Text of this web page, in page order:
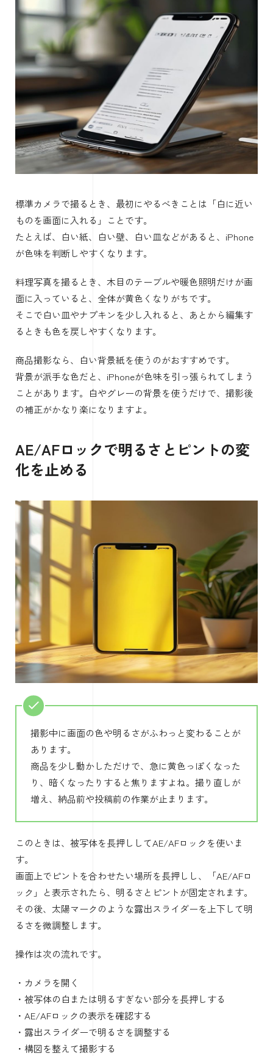
標準カメラで撮るとき、最初にやるべきことは「白に近い
ものを画面に入れる」ことです。
たとえば、白い紙、白い壁、白い皿などがあると、iPhone
が色味を判断しやすくなります。
料理写真を撮るとき、木目のテーブルや暖色照明だけが画
面に入っていると、全体が黄色くなりがちです。
そこで白い皿やナプキンを少し入れると、あとから編集す
るときも色を戻しやすくなります。
商品撮影なら、白い背景紙を使うのがおすすめです。
背景が派手な色だと、iPhoneが色味を引っ張られてしまう
ことがあります。白やグレーの背景を使うだけで、撮影後
の補正がかなり楽になりますよ。
AE/AFロックで明るさとピントの変
化を止める
撮影中に画面の色や明るさがふわっと変わることが
あります。
商品を少し動かしただけで、急に黄色っぽくなった
り、暗くなったりすると焦りますよね。撮り直しが
増え、納品前や投稿前の作業が止まります。
このときは、被写体を長押ししてAE/AFロックを使いま
す。
画面上でピントを合わせたい場所を長押しし、「AE/AFロ
ック」と表示されたら、明るさとピントが固定されます。
その後、太陽マークのような露出スライダーを上下して明
るさを微調整します。
操作は次の流れです。
・カメラを開く
・被写体の白または明るすぎない部分を長押しする
・AE/AFロックの表示を確認する
・露出スライダーで明るさを調整する
・構図を整えて撮影する